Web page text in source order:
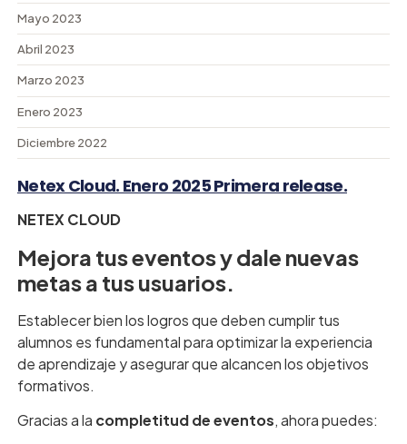
Netex Cloud. Enero 2025 Primera release.
NETEX CLOUD
Mejora tus eventos y dale nuevas
metas a tus usuarios.
Establecer bien los logros que deben cumplir tus
alumnos es fundamental para optimizar la experiencia
de aprendizaje y asegurar que alcancen los objetivos
formativos.
Gracias a la completitud de eventos, ahora puedes:
Mayo 2023
Abril 2023
Marzo 2023
Enero 2023
Diciembre 2022